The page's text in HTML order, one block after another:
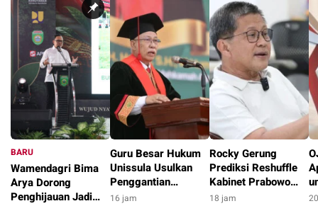
BARU
Wamendagri Bima
Arya Dorong
Penghijauan Jadi
Guru Besar Hukum
Unissula Usulkan
Penggantian
Terminologi RUU
16 jam
Rocky Gerung
Prediksi Reshuffle
Kabinet Prabowo
Dimulai Pekan
18 jam